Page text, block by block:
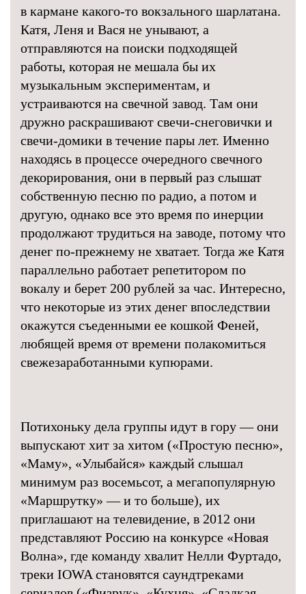
в кармане какого-то вокзального шарлатана.
Катя, Леня и Вася не унывают, а
отправляются на поиски подходящей
работы, которая не мешала бы их
музыкальным экспериментам, и
устраиваются на свечной завод. Там они
дружно раскрашивают свечи-снеговички и
свечи-домики в течение пары лет. Именно
находясь в процессе очередного свечного
декорирования, они в первый раз слышат
собственную песню по радио, а потом и
другую, однако все это время по инерции
продолжают трудиться на заводе, потому что
денег по-прежнему не хватает. Тогда же Катя
параллельно работает репетитором по
вокалу и берет 200 рублей за час. Интересно,
что некоторые из этих денег впоследствии
окажутся съеденными ее кошкой Феней,
любящей время от времени полакомиться
свежезаработанными купюрами.
Потихоньку дела группы идут в гору — они
выпускают хит за хитом («Простую песню»,
«Маму», «Улыбайся» каждый слышал
минимум раз восемьсот, а мегапопулярную
«Маршрутку» — и то больше), их
приглашают на телевидение, в 2012 они
представляют Россию на конкурсе «Новая
Волна», где команду хвалит Нелли Фуртадо,
треки IOWA становятся саундтреками